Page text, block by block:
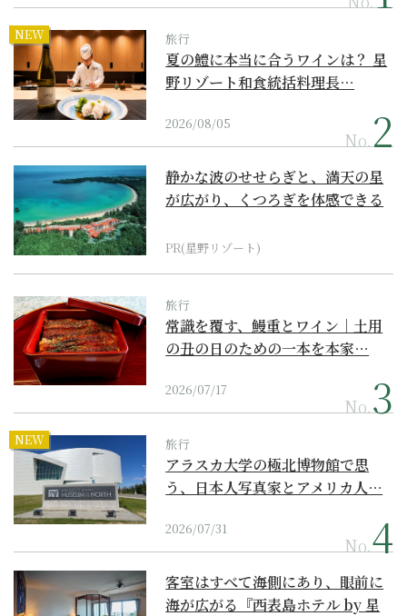
NEW 旅行
夏の鱧に本当に合うワインは？ 星
野リゾート和食統括料理長…
2026/08/05
No.
静かな波のせせらぎと、満天の星
が広がり、くつろぎを体感できる
PR(星野リゾート)
旅行
常識を覆す、鰻重とワイン｜土用
の丑の日のための一本を本家…
2026/07/17
No.
NEW 旅行
アラスカ大学の極北博物館で思
う、日本人写真家とアメリカ人…
2026/07/31
No.
客室はすべて海側にあり、眼前に
海が広がる『西表島ホテル by 星